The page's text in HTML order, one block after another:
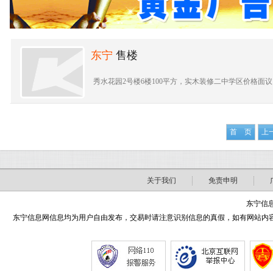
东宁 售楼
秀水花园2号楼6楼100平方，实木装修二中学区价格面
首 页 上
关于我们 免责申明
东宁信
东宁信息网信息均为用户自由发布，交易时请注意识别信息的真假，如有网站内